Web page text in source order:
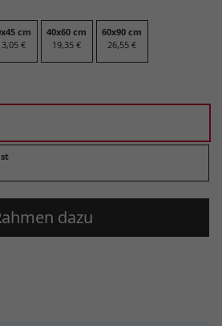
cm
€
40x60 cm
19,35 €
60x90 cm
26,55 €
dazu